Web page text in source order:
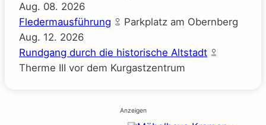
Aug. 08. 2026
Fledermausführung
Parkplatz am Obernberg
Aug. 12. 2026
Rundgang durch die historische Altstadt
Therme III vor dem Kurgastzentrum
Anzeigen